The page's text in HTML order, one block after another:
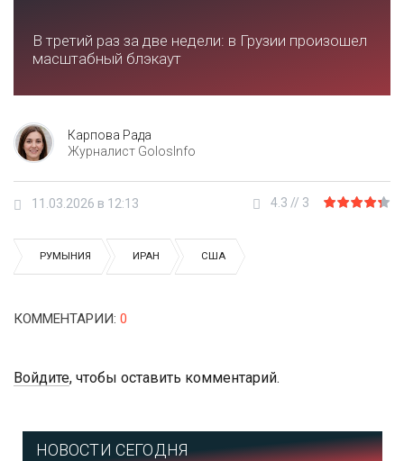
В третий раз за две недели: в Грузии произошел
масштабный блэкаут
Карпова Рада
Журналист GolosInfo
11.03.2026 в 12:13 4.3 // 3
РУМЫНИЯ ИРАН США
КОММЕНТАРИИ: 0
Войдите, чтобы оставить комментарий.
НОВОСТИ СЕГОДНЯ